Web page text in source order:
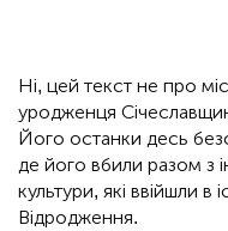
Ні, цей текст не про
уродженця
Його останки десь
де його вбили разом з
культури, які ввійшли в
Відродження.